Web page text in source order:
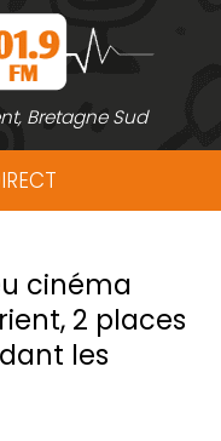
Bretagne Sud
cinéma
2 places
les